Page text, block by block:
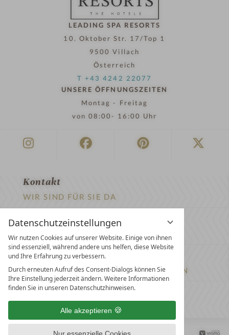
Datenschutzeinstellungen
Wir nutzen Cookies auf unserer Website. Einige von ihnen
sind essenziell, während andere uns helfen, diese Website
und Ihre Erfahrung zu verbessern.
Durch erneuten Aufruf des Consent-Dialogs können Sie
Ihre Einstellung jederzeit ändern. Weitere Informationen
finden Sie in unseren Datenschutzhinweisen.
Alle akzeptieren
Nur essenzielle Cookies
LEADING SPA RESORTS
10. Oktober Str. 17/Top 1
9500 Villach
Österreich
T +43 4242 22077
UNSERE ÖFFNUNGSZEITEN
Montag - Freitag
von 08:00- 16:00 Uhr
Kontakt
WIR SIND FÜR SIE DA
Newsletter
EXKLUSIVE ANGEBOTE SICHERN
Partnerhotel werden
LASSEN SIE IHR HOTEL AUSZEICHNEN
Presse
ARTIKEL & MEDIEN SEHEN
Datenschutz­einstellungenDatenschutz Impressum